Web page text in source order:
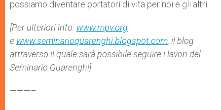
possiamo diventare portatori di vita per noi e gli altri.
[Per ulteriori info: www.mpv.org
e www.seminarioquarenghi.blogspot.com, il blog
attraverso il qualesarà possibile seguire i lavori del
Seminario Quarenghi]
———–